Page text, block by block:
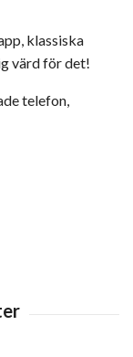
klassiska
värd för det!
telefon,